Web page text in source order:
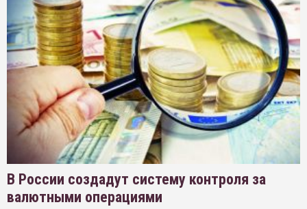
В России создадут систему контроля за
валютными операциями